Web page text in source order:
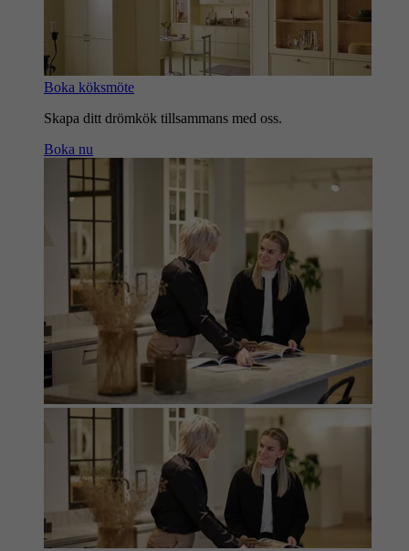
Boka köksmöte
Skapa ditt drömkök tillsammans med oss.
Boka nu